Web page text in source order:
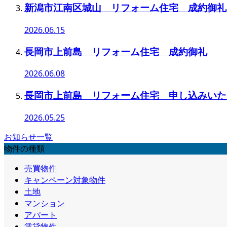
新潟市江南区城山 リフォーム住宅 成約御礼
2026.06.15
長岡市上前島 リフォーム住宅 成約御礼
2026.06.08
長岡市上前島 リフォーム住宅 申し込みいた
2026.05.25
お知らせ一覧
物件の種類
売買物件
キャンペーン対象物件
土地
マンション
アパート